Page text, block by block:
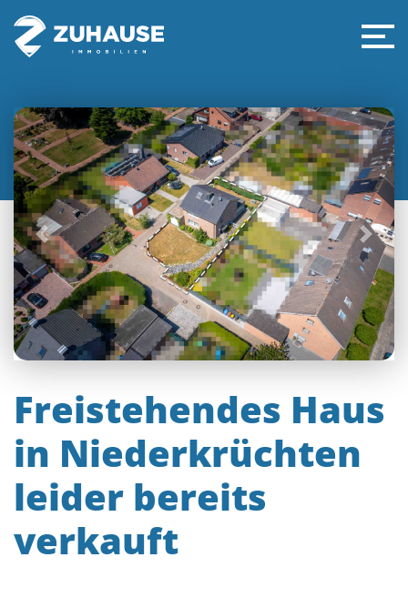
Previous Next
Freistehendes Haus
in Niederkrüchten
leider bereits
verkauft